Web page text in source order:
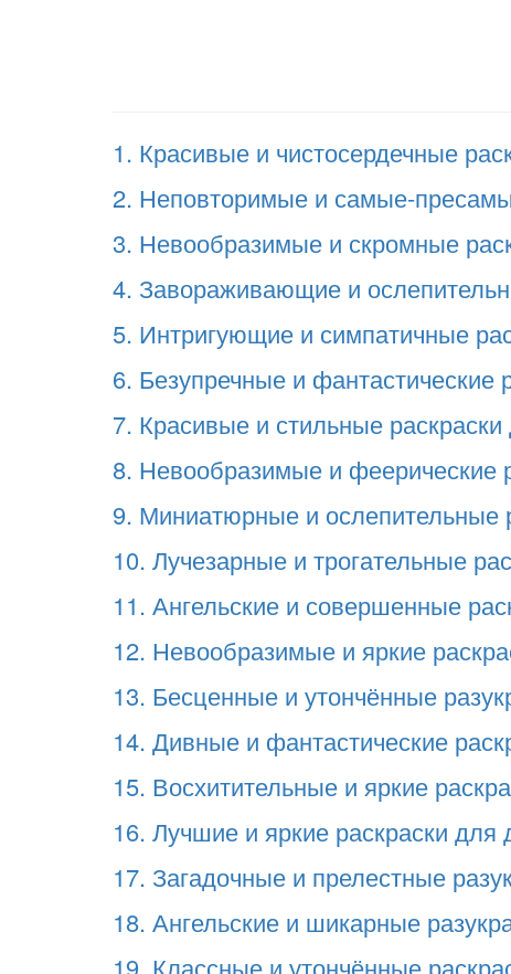
1. Красивые и чистосердечные
2. Неповторимые и самые-
3. Невообразимые и скромные
4. Завораживающие и
5. Интригующие и симпатичные
6. Безупречные и фантастические
7. Красивые и стильные
8. Невообразимые и феерические
9. Миниатюрные и ослепительные
10. Лучезарные и трогательные
11. Ангельские и совершенные
12. Невообразимые и яркие
13. Бесценные и утончённые
14. Дивные и фантастические
15. Восхитительные и яркие
16. Лучшие и яркие раскраски для
17. Загадочные и прелестные
18. Ангельские и шикарные
19. Классные и утончённые